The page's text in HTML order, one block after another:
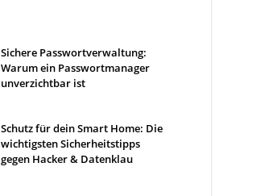
Sichere Passwortverwaltung:
Warum ein Passwortmanager
unverzichtbar ist
Schutz für dein Smart Home: Die
wichtigsten Sicherheitstipps
gegen Hacker & Datenklau